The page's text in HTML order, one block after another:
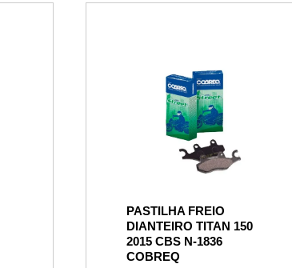
PASTILHA FREIO
DIANTEIRO TITAN 150
2015 CBS N-1836
COBREQ